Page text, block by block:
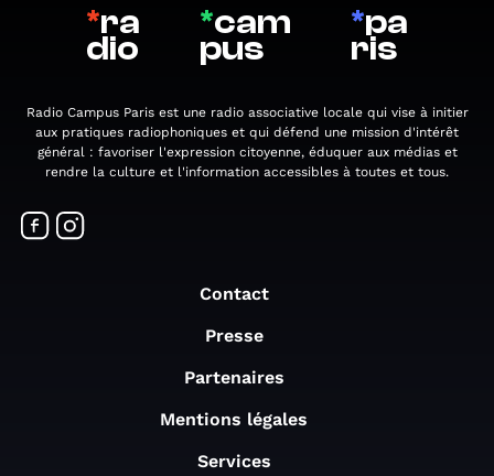
*ra
dio
*cam
pus
*pa
ris
Radio Campus Paris est une radio associative locale qui vise à initier
aux pratiques radiophoniques et qui défend une mission d'intérêt
général : favoriser l'expression citoyenne, éduquer aux médias et
rendre la culture et l'information accessibles à toutes et tous.
Contact
Presse
Partenaires
Mentions légales
Services